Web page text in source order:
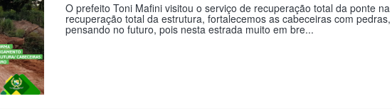
O prefeito Toni Mafini visitou o serviço de recuperação total da ponte
recuperação total da estrutura, fortalecemos as cabeceiras com
pensando no futuro, pois nesta estrada muito em bre...